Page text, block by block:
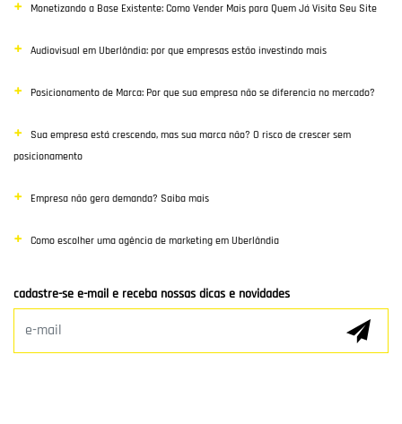
Google Ads
E-commerce
Poisiconamento e Branding
SEO
Marketing Digital
Monetizando a Base Existente: Como Vender Mais para Quem Já Visita Seu Site
Audiovisual em Uberlândia: por que empresas estão investindo mais
Posicionamento de Marca: Por que sua empresa não se diferencia no mercado?
Sua empresa está crescendo, mas sua marca não? O risco de crescer sem
posicionamento
Empresa não gera demanda? Saiba mais
Como escolher uma agência de marketing em Uberlândia
cadastre-se e-mail e receba nossas dicas e novidades